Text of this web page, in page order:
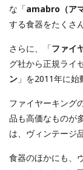
な「amabro（アマ
する食器をたくさ
さらに、「ファイ
グ社から正規ライ
ン 」を2011年に始
ファイヤーキング
品も高価なものが
は、ヴィンテージ
食器のほかにも、